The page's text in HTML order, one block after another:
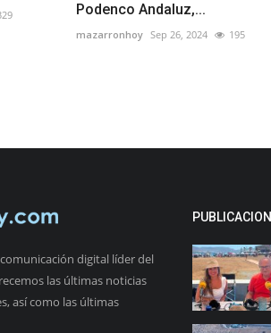
Podenco Andaluz,...
mazarronhoy Sep 26, 2024 195
digital líder del
las últimas noticias
así como las últimas